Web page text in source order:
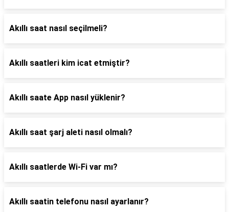
Akıllı saat nasıl seçilmeli?
Akıllı saatleri kim icat etmiştir?
Akıllı saate App nasıl yüklenir?
Akıllı saat şarj aleti nasıl olmalı?
Akıllı saatlerde Wi-Fi var mı?
Akıllı saatin telefonu nasıl ayarlanır?